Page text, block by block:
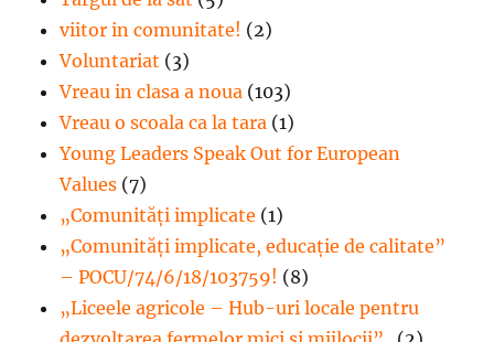
viitor in comunitate! (2)
Voluntariat (3)
Vreau in clasa a noua (103)
Vreau o scoala ca la tara (1)
Young Leaders Speak Out for European
Values (7)
„Comunități implicate (1)
„Comunități implicate, educație de calitate”
– POCU/74/6/18/103759! (8)
„Liceele agricole – Hub-uri locale pentru